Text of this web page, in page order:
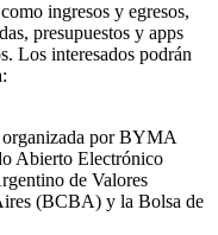
ingresos y egresos,
presupuestos y apps
Los interesados podrán
por BYMA
Abierto Electrónico
de Valores
(BCBA) y la Bolsa de